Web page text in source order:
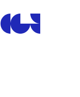
Centre de la